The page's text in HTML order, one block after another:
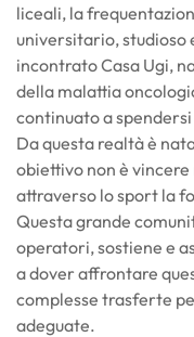
liceali, la
universitario, studioso
incontrato Casa Ugi,
della malattia
continuato a
Da questa realtà è
obiettivo non è
attraverso lo sport la
Questa grande
operatori, sostiene e
a dover affrontare
complesse trasferte
adeguate.